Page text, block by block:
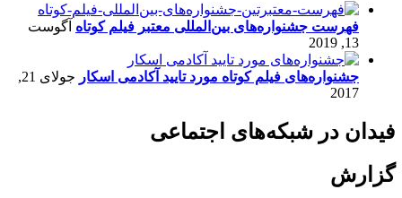
فهرست جشنواره‌های بین‌المللی معتبر فیلم کوتاه آگوست
13, 2019
جشنواره‌های فیلم کوتاه مورد تایید آکادمی اسکار
جولای 21,
2017
فیدان در شبکه‌های اجتماعی
گزارش